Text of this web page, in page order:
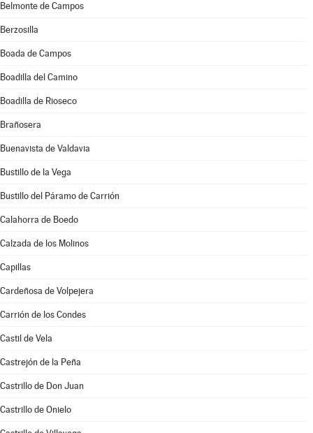
Belmonte de Campos
Berzosilla
Boada de Campos
Boadilla del Camino
Boadilla de Rioseco
Brañosera
Buenavista de Valdavia
Bustillo de la Vega
Bustillo del Páramo de Carrión
Calahorra de Boedo
Calzada de los Molinos
Capillas
Cardeñosa de Volpejera
Carrión de los Condes
Castil de Vela
Castrejón de la Peña
Castrillo de Don Juan
Castrillo de Onielo